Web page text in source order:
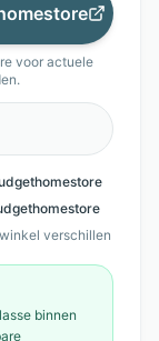
voor actuele
verschillen
binnen